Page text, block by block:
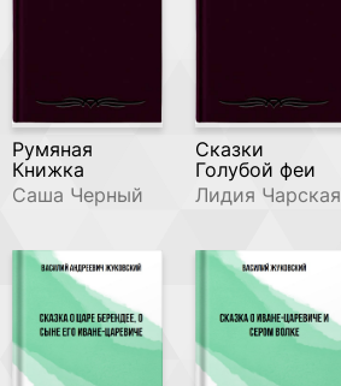
Румяная
Книжка
Саша Черный
Сказки
Голубой феи
Лидия Чарская